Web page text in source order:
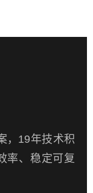
，19年技术积
率、稳定可复